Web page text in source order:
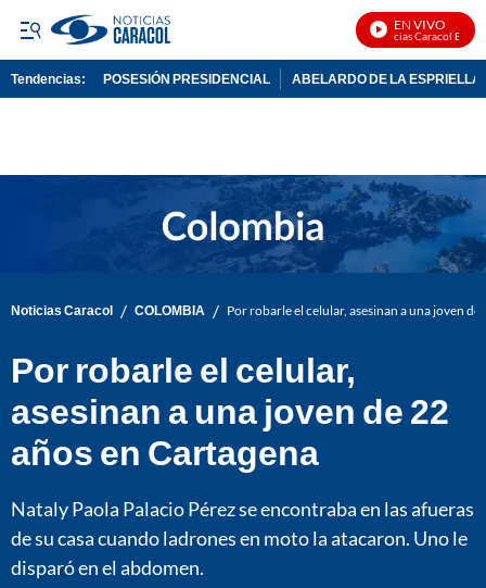
EN VIVO
Noticias Caracol En Vivo
Tendencias: POSESIÓN PRESIDENCIAL ABELARDO DE LA ESPRIELLA
Noticias Caracol / COLOMBIA / Por robarle el celular, asesinan a una joven de
Por robarle el celular,
asesinan a una joven de 22
años en Cartagena
Nataly Paola Palacio Pérez se encontraba en las afueras
de su casa cuando ladrones en moto la atacaron. Uno le
disparó en el abdomen.